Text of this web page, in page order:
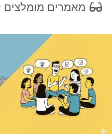
מאמרים מומלצים